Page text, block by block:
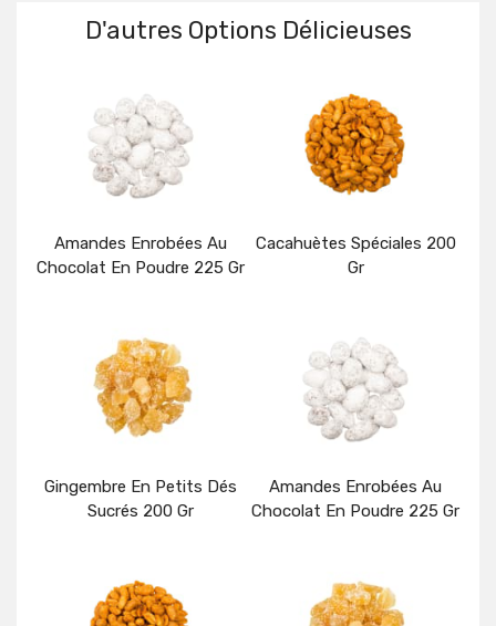
D'autres Options Délicieuses
Amandes Enrobées Au
Chocolat En Poudre 225 Gr
Détails
Cacahuètes Spéciales 200
Gr
Détails
Gingembre En Petits Dés
Sucrés 200 Gr
Détails
Amandes Enrobées Au
Chocolat En Poudre 225 Gr
Détails